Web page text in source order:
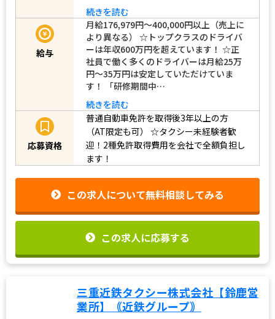
続きを読む
給与
月給176,979円～400,000円以上（売上に
より異なる） ☆トップクラスのドライバ
ーは年収600万円を超えています！ ☆正
社員で働く多くのドライバーは月給25万
円～35万円は安定していただけていま
す！ 「研修期間中…
続きを読む
応募資格
普通自動車免許を取得後3年以上の方
（AT限定も可）
☆タクシー未経験者歓
迎！2種免許取得費用を会社で全額負担し
ます！
この求人について無料相談してみる
この求人に応募する
三重近鉄タクシー株式会社【鈴鹿営
業所】｟近鉄グループ｠